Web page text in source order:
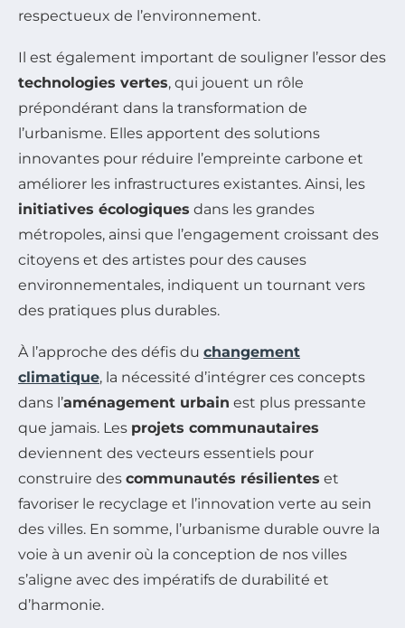
respectueux de l’environnement.
Il est également important de souligner l’essor des
technologies vertes, qui jouent un rôle
prépondérant dans la transformation de
l’urbanisme. Elles apportent des solutions
innovantes pour réduire l’empreinte carbone et
améliorer les infrastructures existantes. Ainsi, les
initiatives écologiques dans les grandes
métropoles, ainsi que l’engagement croissant des
citoyens et des artistes pour des causes
environnementales, indiquent un tournant vers
des pratiques plus durables.
À l’approche des défis du changement
climatique, la nécessité d’intégrer ces concepts
dans l’aménagement urbain est plus pressante
que jamais. Les projets communautaires
deviennent des vecteurs essentiels pour
construire des communautés résilientes et
favoriser le recyclage et l’innovation verte au sein
des villes. En somme, l’urbanisme durable ouvre la
voie à un avenir où la conception de nos villes
s’aligne avec des impératifs de durabilité et
d’harmonie.